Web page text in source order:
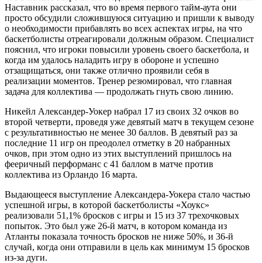
Наставник рассказал, что во время первого тайм-аута они
просто обсудили сложившуюся ситуацию и пришли к выводу
о необходимости прибавлять во всех аспектах игры, на что
баскетболисты отреагировали должным образом. Специалист
пояснил, что игроки повысили уровень своего баскетбола, и
когда им удалось наладить игру в обороне и успешно
отзащищаться, они также отлично проявили себя в
реализации моментов. Тренер резюмировал, что главная
задача для коллектива — продолжать гнуть свою линию.
Никейл Александер-Уокер набрал 17 из своих 32 очков во
второй четверти, проведя уже девятый матч в текущем сезоне
с результативностью не менее 30 баллов. В девятый раз за
последние 11 игр он преодолел отметку в 20 набранных
очков, при этом одно из этих выступлений пришлось на
фееричный перформанс с 41 баллом в матче против
коллектива из Орландо 16 марта.
Выдающееся выступление Александера-Уокера стало частью
успешной игры, в которой баскетболисты «Хоукс»
реализовали 51,1% бросков с игры и 15 из 37 трехочковых
попыток. Это был уже 26-й матч, в котором команда из
Атланты показала точность бросков не ниже 50%, и 36-й
случай, когда они отправили в цель как минимум 15 бросков
из-за дуги.